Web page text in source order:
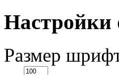
Настройки
Размер